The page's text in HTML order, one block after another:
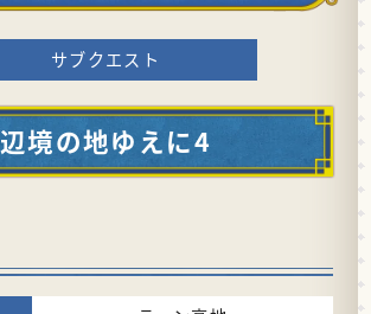
サブクエスト
辺境の地ゆえに4